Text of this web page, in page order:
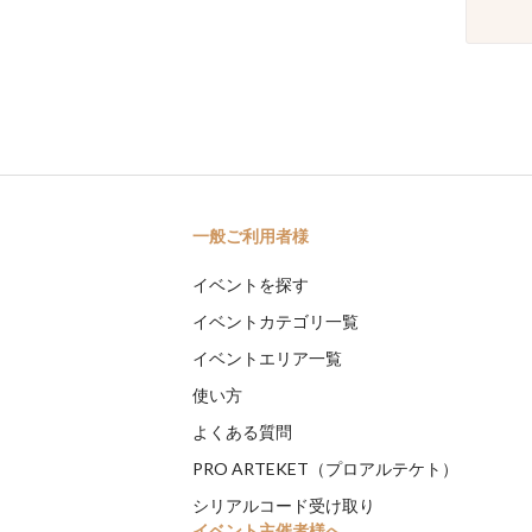
一般ご利用者様
イベントを探す
イベントカテゴリ一覧
イベントエリア一覧
使い方
よくある質問
PRO ARTEKET（プロアルテケト）
シリアルコード受け取り